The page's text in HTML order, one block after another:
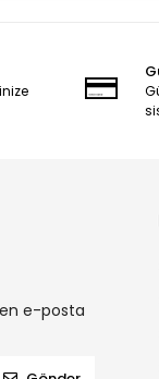
e-posta